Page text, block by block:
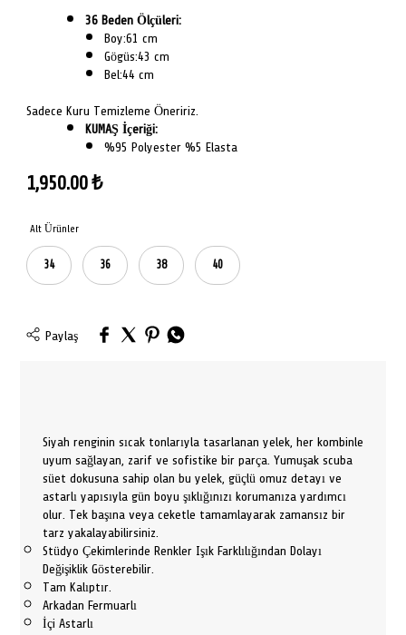
36 Beden Ölçüleri:
Boy:61 cm
Gögüs:43 cm
Bel:44 cm
Sadece Kuru Temizleme Öneririz.
KUMAŞ İçeriği:
%95 Polyester %5 Elasta
1,950.00₺
Alt Ürünler
34 36 38 40
Paylaş
Siyah renginin sıcak tonlarıyla tasarlanan yelek, her kombinle
uyum sağlayan, zarif ve sofistike bir parça. Yumuşak scuba
süet dokusuna sahip olan bu yelek, güçlü omuz detayı ve
astarlı yapısıyla gün boyu şıklığınızı korumanıza yardımcı
olur. Tek başına veya ceketle tamamlayarak zamansız bir
tarz yakalayabilirsiniz.
Stüdyo Çekimlerinde Renkler Işık Farklılığından Dolayı
Değişiklik Gösterebilir.
Tam Kalıptır.
Arkadan Fermuarlı
İçi Astarlı